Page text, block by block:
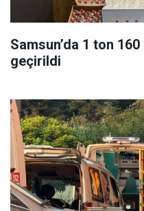
Samsun’da 1 ton
geçirildi